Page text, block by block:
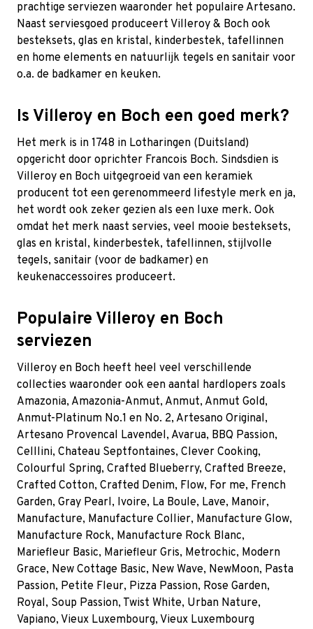
prachtige serviezen waaronder het populaire Artesano.
Naast serviesgoed produceert Villeroy & Boch ook
besteksets, glas en kristal, kinderbestek, tafellinnen
en home elements en natuurlijk tegels en sanitair voor
o.a. de badkamer en keuken.
Is Villeroy en Boch een goed merk?
Het merk is in 1748 in Lotharingen (Duitsland)
opgericht door oprichter Francois Boch. Sindsdien is
Villeroy en Boch uitgegroeid van een keramiek
producent tot een gerenommeerd lifestyle merk en ja,
het wordt ook zeker gezien als een luxe merk. Ook
omdat het merk naast servies, veel mooie besteksets,
glas en kristal, kinderbestek, tafellinnen, stijlvolle
tegels, sanitair (voor de badkamer) en
keukenaccessoires produceert.
Populaire Villeroy en Boch
serviezen
Villeroy en Boch heeft heel veel verschillende
collecties waaronder ook een aantal hardlopers zoals
Amazonia, Amazonia-Anmut, Anmut, Anmut Gold,
Anmut-Platinum No.1 en No. 2, Artesano Original,
Artesano Provencal Lavendel, Avarua, BBQ Passion,
Celllini, Chateau Septfontaines, Clever Cooking,
Colourful Spring, Crafted Blueberry, Crafted Breeze,
Crafted Cotton, Crafted Denim, Flow, For me, French
Garden, Gray Pearl, Ivoire, La Boule, Lave, Manoir,
Manufacture, Manufacture Collier, Manufacture Glow,
Manufacture Rock, Manufacture Rock Blanc,
Mariefleur Basic, Mariefleur Gris, Metrochic, Modern
Grace, New Cottage Basic, New Wave, NewMoon, Pasta
Passion, Petite Fleur, Pizza Passion, Rose Garden,
Royal, Soup Passion, Twist White, Urban Nature,
Vapiano, Vieux Luxembourg, Vieux Luxembourg